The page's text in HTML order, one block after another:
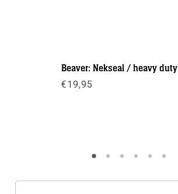
Beaver: Nekseal / heavy duty
€19,95